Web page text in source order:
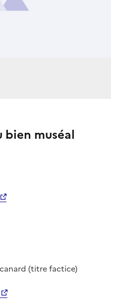
muséal
(titre factice)